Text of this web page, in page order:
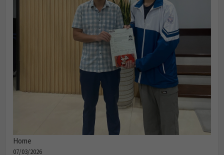
Home
07/03/2026